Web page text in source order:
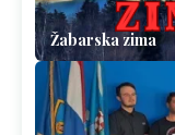
Žabarska zima